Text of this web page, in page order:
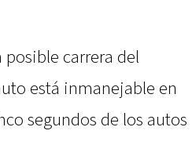
carrera del
está inmanejable en
segundos de los autos